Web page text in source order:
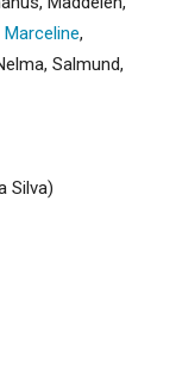
Marceline,
, Salmund,
Silva)